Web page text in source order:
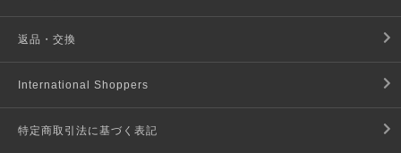
返品・交換
International Shoppers
特定商取引法に基づく表記